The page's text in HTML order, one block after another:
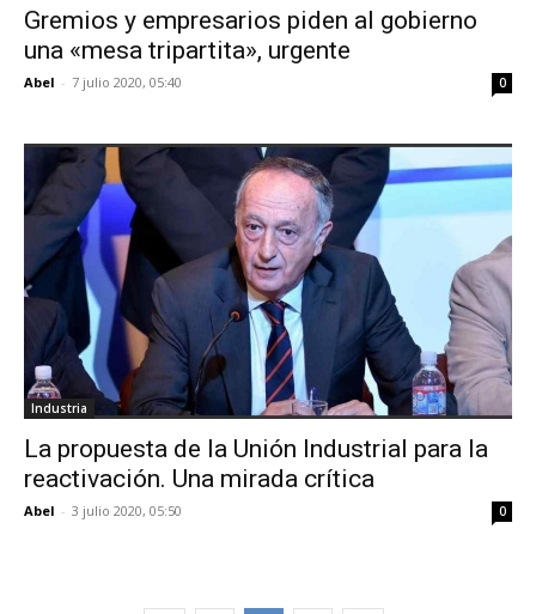
Gremios y empresarios piden al gobierno
una «mesa tripartita», urgente
Abel - 7 julio 2020, 05:40 0
Industria
La propuesta de la Unión Industrial para la
reactivación. Una mirada crítica
Abel - 3 julio 2020, 05:50 0